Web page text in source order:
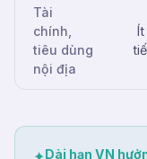
Tài
chính,
tiêu dùng
nội địa
Dài hạn VN